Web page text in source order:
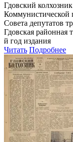
Гдовский колхозник
Коммунистической
Совета депутатов
Гдовская районная
й год издания
Читать Подробнее